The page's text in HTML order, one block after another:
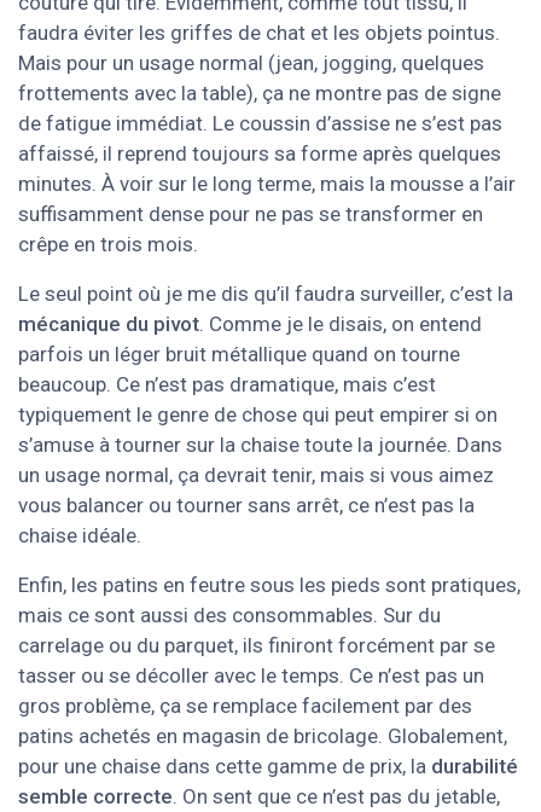
faudra éviter les griffes de chat et les objets pointus.
Mais pour un usage normal (jean, jogging, quelques
frottements avec la table), ça ne montre pas de signe
de fatigue immédiat. Le coussin d’assise ne s’est pas
affaissé, il reprend toujours sa forme après quelques
minutes. À voir sur le long terme, mais la mousse a l’air
suffisamment dense pour ne pas se transformer en
crêpe en trois mois.
Le seul point où je me dis qu’il faudra surveiller, c’est la
mécanique du pivot. Comme je le disais, on entend
parfois un léger bruit métallique quand on tourne
beaucoup. Ce n’est pas dramatique, mais c’est
typiquement le genre de chose qui peut empirer si on
s’amuse à tourner sur la chaise toute la journée. Dans
un usage normal, ça devrait tenir, mais si vous aimez
vous balancer ou tourner sans arrêt, ce n’est pas la
chaise idéale.
Enfin, les patins en feutre sous les pieds sont pratiques,
mais ce sont aussi des consommables. Sur du
carrelage ou du parquet, ils finiront forcément par se
tasser ou se décoller avec le temps. Ce n’est pas un
gros problème, ça se remplace facilement par des
patins achetés en magasin de bricolage. Globalement,
pour une chaise dans cette gamme de prix, la durabilité
semble correcte. On sent que ce n’est pas du jetable,